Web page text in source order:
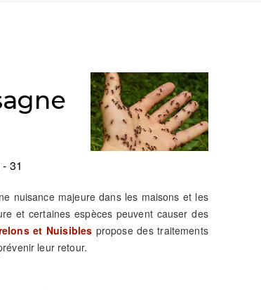
31
nuisance majeure dans les maisons et les
et certaines espèces peuvent causer des
et Nuisibles propose des traitements
leur retour.